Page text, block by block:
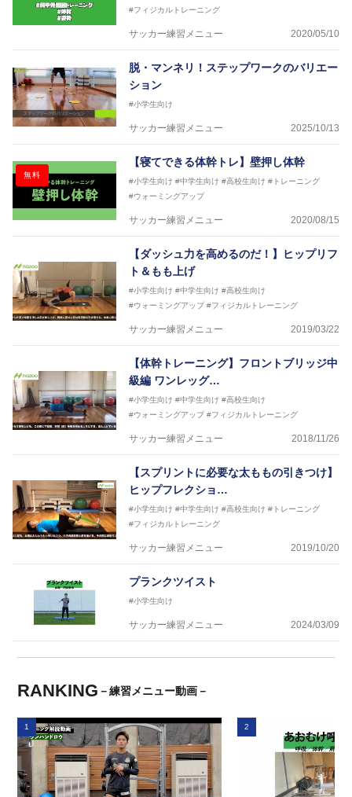
#フィジカルトレーニング
サッカー練習メニュー 2020/05/10
脱・マンネリ！ステップワークのバリエー
ション
#小学生向け
サッカー練習メニュー 2025/10/13
無料
【寝てできる体幹トレ】壁押し体幹
#小学生向け #中学生向け #高校生向け #トレーニング
#ウォーミングアップ
サッカー練習メニュー 2020/08/15
【ダッシュ力を高めるのだ！】ヒップリフ
ト＆もも上げ
#小学生向け #中学生向け #高校生向け
#ウォーミングアップ #フィジカルトレーニング
サッカー練習メニュー 2019/03/22
【体幹トレーニング】フロントブリッジ中
級編 ワンレッグ…
#小学生向け #中学生向け #高校生向け
#ウォーミングアップ #フィジカルトレーニング
サッカー練習メニュー 2018/11/26
【スプリントに必要な太ももの引きつけ】
ヒップフレクショ…
#小学生向け #中学生向け #高校生向け #トレーニング
#フィジカルトレーニング
サッカー練習メニュー 2019/10/20
プランクツイスト
#小学生向け
サッカー練習メニュー 2024/03/09
RANKING －練習メニュー動画－
1 2